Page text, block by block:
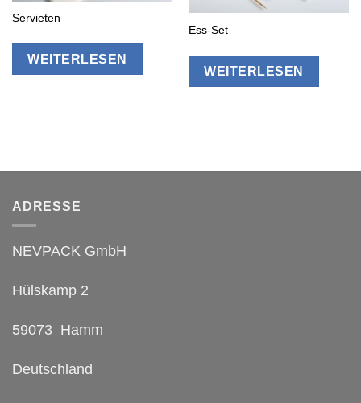
Servieten
WEITERLESEN
Ess-Set
WEITERLESEN
ADRESSE
NEVPACK GmbH
Hülskamp 2
59073 Hamm
Deutschland